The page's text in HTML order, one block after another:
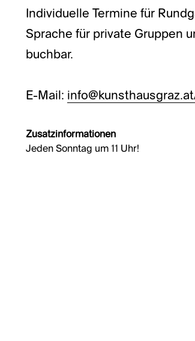
Individuelle Termine für
Sprache für private Gruppen
buchbar.
E-Mail:
Zusatzinformationen
Jeden Sonntag um 11 Uhr!